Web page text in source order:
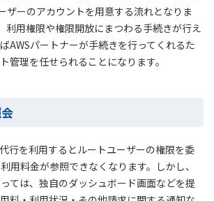
ザーのアカウントを用意する流れとなりま
利用権限や権限開放にまつわる手続きが行え
AWSパートナーが手続きを行ってくれるた
管理を任せられることになります。
行を利用するとルートユーザーの権限を委
用料金が参照できなくなります。しかし、
ては、独自のダッシュボード画面などを提